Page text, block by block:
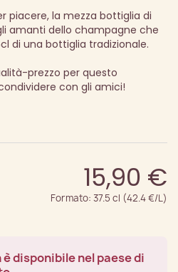
piacere, la mezza bottiglia di
amanti dello champagne che
di una bottiglia tradizionale.
prezzo per questo
con gli amici!
15,90 €
Formato: 37.5 cl (42.4 €/L)
disponibile nel paese di